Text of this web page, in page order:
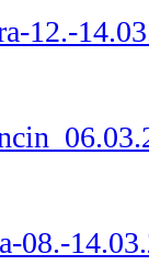
12.-
08.-